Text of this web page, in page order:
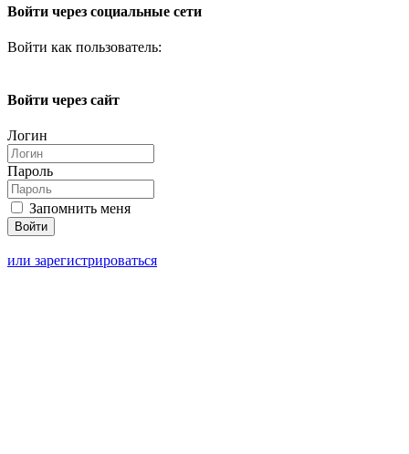
Войти через социальные сети
Войти как пользователь:
Войти через сайт
Логин
Пароль
Запомнить меня
или зарегистрироваться